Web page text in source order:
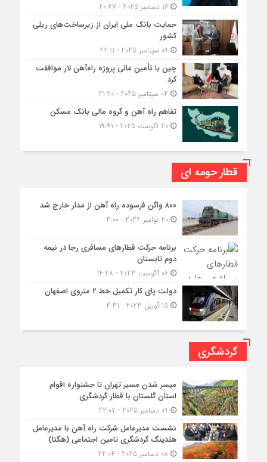
16 دسامبر 2025 - 20:47
حمایت بانک ملی ایران از زیرساخت‌های ریلی
کشور
چین با تأمین مالی پروژه راه‌آهن لار موافقت
کرد
تفاهم راه آهن و گروه مالی بانک مسکن
20 آگوست 2025 - 19:41
قطار حومه ای
۸۰۰ واگن فرسوده راه آهن از مدار خارج شد
20 نوامبر 2024 - 3:00
برنامه حرکت قطارهای مسافری رجا در نیمه
دوم تابستان
06 آگوست 2023 - 14:28
دولت پای کار تکمیل خط ۲ متروی اصفهان
15 آوریل 2023 - 2:31
گردشگری
میسر شدن مسیر تهران تا جشنواره اقوام
استان گلستان با قطار گردشگری
نشست مدیرعامل شرکت راه آهن با مدیرعامل
هلدینگ گردشگری تامین اجتماعی (هگتا)